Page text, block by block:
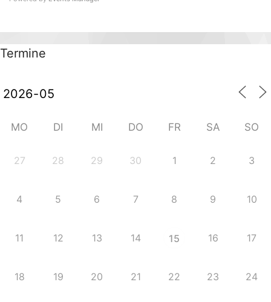
Ter­mi­ne
MO DI MI DO FR SA SO
27 28 29 30 1 2 3
4 5 6 7 8 9 10
11 12 13 14 15 16 17
18 19 20 21 22 23 24